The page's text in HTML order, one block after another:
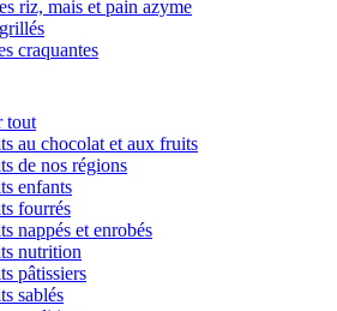
riz, mais et pain azyme
craquantes
tout
au chocolat et aux fruits
de nos régions
enfants
fourrés
nappés et enrobés
nutrition
pâtissiers
sablés